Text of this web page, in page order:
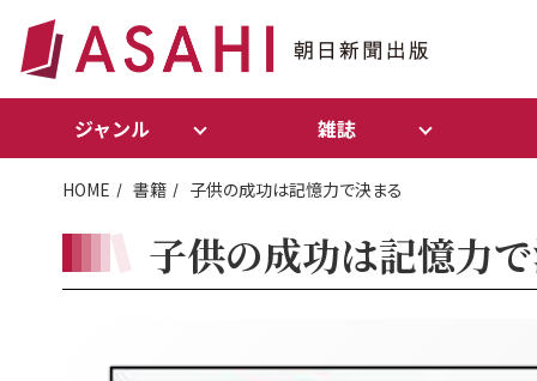
ジャンル 雑誌
HOME 書籍 子供の成功は記憶力で決まる
子供の成功は記憶力